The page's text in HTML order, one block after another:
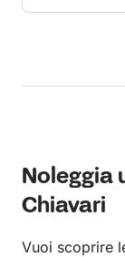
Noleggia
Chiavari
Vuoi scoprire